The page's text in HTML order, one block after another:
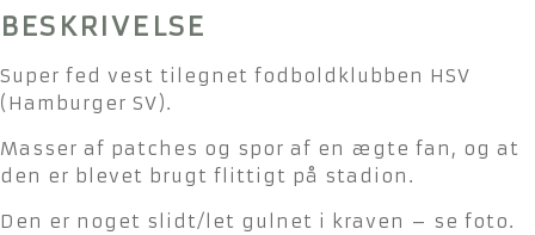
patches
str.
XL/XXL
antal
BESKRIVELSE
Super fed vest tilegnet fodboldklubben HSV
(Hamburger SV).
Masser af patches og spor af en ægte fan, og at
den er blevet brugt flittigt på stadion.
Den er noget slidt/let gulnet i kraven – se foto.